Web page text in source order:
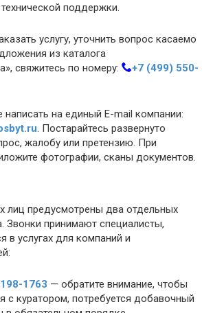
поддержки.
услугу, уточнить вопрос касаемо
из каталога
свяжитесь по номеру:
+7 (499) 550-
на единый E-mail компании:
. Постарайтесь развернуто
жалобу или претензию. При
фотографии, сканы документов.
лиц предусмотрены два отдельных
Звонки принимают специалисты,
в услугах для компаний и
1763 — обратите внимание, чтобы
с куратором, потребуется добавочный